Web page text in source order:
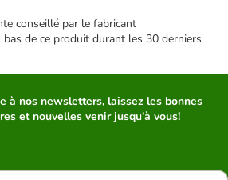
conseillé par le fabricant
de ce produit durant les 30 derniers
à nos newsletters, laissez les bonnes
et nouvelles venir jusqu'à vous!